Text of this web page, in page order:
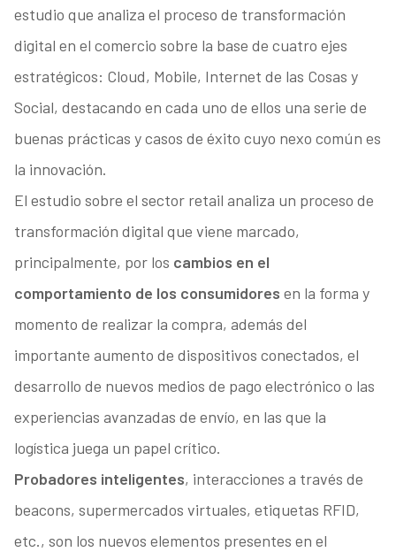
estudio que analiza el proceso de transformación
digital en el comercio sobre la base de cuatro ejes
estratégicos: Cloud, Mobile, Internet de las Cosas y
Social, destacando en cada uno de ellos una serie de
buenas prácticas y casos de éxito cuyo nexo común es
la innovación.
El estudio sobre el sector retail analiza un proceso de
transformación digital que viene marcado,
principalmente, por los cambios en el
comportamiento de los consumidores en la forma y
momento de realizar la compra, además del
importante aumento de dispositivos conectados, el
desarrollo de nuevos medios de pago electrónico o las
experiencias avanzadas de envío, en las que la
logística juega un papel crítico.
Probadores inteligentes, interacciones a través de
beacons, supermercados virtuales, etiquetas RFID,
etc., son los nuevos elementos presentes en el